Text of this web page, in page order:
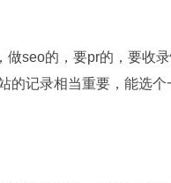
seo的，要pr的，要收录
的记录相当重要，能选